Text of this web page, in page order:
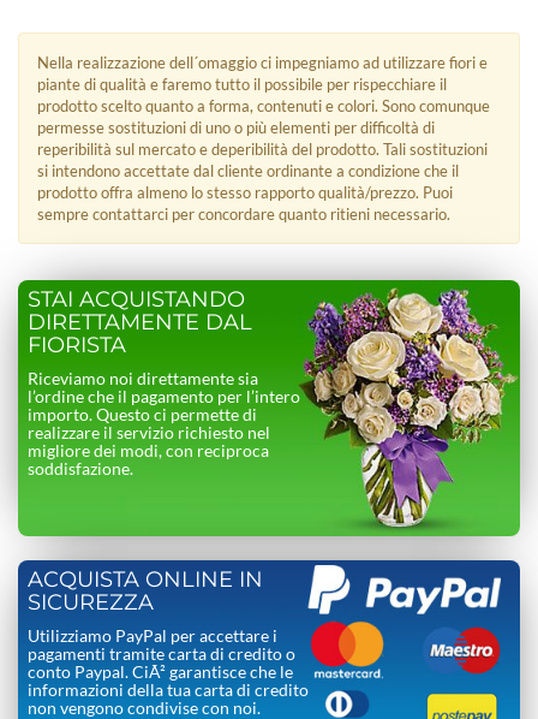
Nella realizzazione dell´omaggio ci impegniamo ad utilizzare fiori e
piante di qualità e faremo tutto il possibile per rispecchiare il
prodotto scelto quanto a forma, contenuti e colori. Sono comunque
permesse sostituzioni di uno o più elementi per difficoltà di
reperibilità sul mercato e deperibilità del prodotto. Tali sostituzioni
si intendono accettate dal cliente ordinante a condizione che il
prodotto offra almeno lo stesso rapporto qualità/prezzo. Puoi
sempre contattarci per concordare quanto ritieni necessario.
STAI ACQUISTANDO
DIRETTAMENTE DAL
FIORISTA
Riceviamo noi direttamente sia
l’ordine che il pagamento per l’intero
importo. Questo ci permette di
realizzare il servizio richiesto nel
migliore dei modi, con reciproca
soddisfazione.
ACQUISTA ONLINE IN
SICUREZZA
Utilizziamo PayPal per accettare i
pagamenti tramite carta di credito o
conto Paypal. CiÃ² garantisce che le
informazioni della tua carta di credito
non vengono condivise con noi.